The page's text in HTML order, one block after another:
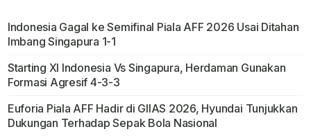
Indonesia Gagal ke Semifinal Piala AFF 2026 Usai Ditahan
Imbang Singapura 1-1
Starting XI Indonesia Vs Singapura, Herdaman Gunakan
Formasi Agresif 4-3-3
Euforia Piala AFF Hadir di GIIAS 2026, Hyundai Tunjukkan
Dukungan Terhadap Sepak Bola Nasional